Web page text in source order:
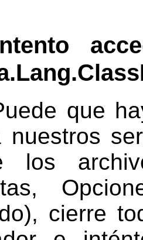
que
nuestros
los
cierre